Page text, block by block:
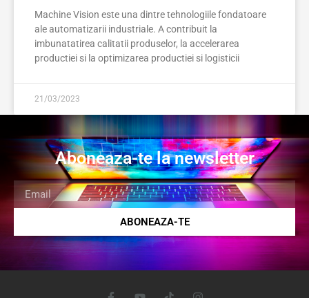
Machine Vision este una dintre tehnologiile fondatoare
ale automatizarii industriale. A contribuit la
imbunatatirea calitatii produselor, la accelerarea
productiei si la optimizarea productiei si logisticii
21/03/2023
Aboneaza-te la newsletter
ABONEAZA-TE